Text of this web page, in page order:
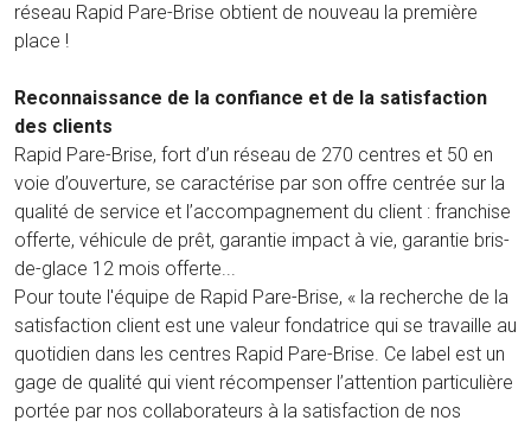
réseau Rapid Pare-Brise obtient de nouveau la première
place !
Reconnaissance de la confiance et de la satisfaction
des clients
Rapid Pare-Brise, fort d’un réseau de 270 centres et 50 en
voie d’ouverture, se caractérise par son offre centrée sur la
qualité de service et l’accompagnement du client : franchise
offerte, véhicule de prêt, garantie impact à vie, garantie bris-
de-glace 12 mois offerte...
Pour toute l'équipe de Rapid Pare-Brise, « la recherche de la
satisfaction client est une valeur fondatrice qui se travaille au
quotidien dans les centres Rapid Pare-Brise. Ce label est un
gage de qualité qui vient récompenser l’attention particulière
portée par nos collaborateurs à la satisfaction de nos